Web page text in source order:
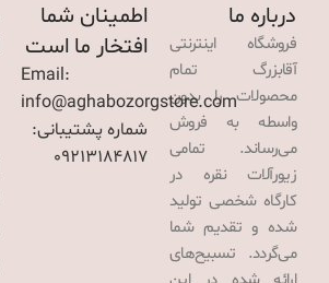
درباره ما
فروشگاه اینترنتی
آقابزرگ تمام
محصولات را بدون
واسطه به فروش
می‌رساند. تمامی
زیورآلات نقره در
کارگاه شخصی تولید
شده و تقدیم شما
می‌گردد. تسبیح‌های
اطمینان شما
افتخار ما است
Email:
info@aghabozorgstore.com
شماره پشتیبانی:
09213184817